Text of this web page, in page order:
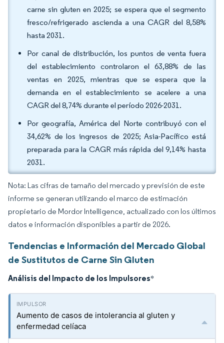
carne sin gluten en 2025; se espera que el segmento
fresco/refrigerado ascienda a una CAGR del 8,58%
hasta 2031.
Por canal de distribución, los puntos de venta fuera
del establecimiento controlaron el 63,88% de las
ventas en 2025, mientras que se espera que la
demanda en el establecimiento se acelere a una
CAGR del 8,74% durante el período 2026-2031.
Por geografía, América del Norte contribuyó con el
34,62% de los ingresos de 2025; Asia-Pacífico está
preparada para la CAGR más rápida del 9,14% hasta
2031.
Nota: Las cifras de tamaño del mercado y previsión de este
informe se generan utilizando el marco de estimación
propietario de Mordor Intelligence, actualizado con los últimos
datos e información disponibles a partir de 2026.
Tendencias e Información del Mercado Global
de Sustitutos de Carne Sin Gluten
Análisis del Impacto de los Impulsores*
Aumento de casos de intolerancia al gluten y
enfermedad celíaca